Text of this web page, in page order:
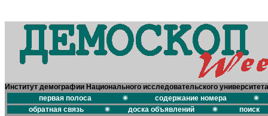
Институт демографии Национального исследовательского
первая полоса
содержание номера
обратная связь
доска объявлений поиск